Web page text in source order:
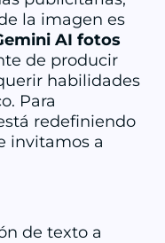
la imagen es
AI fotos
de producir
habilidades
Para
redefiniendo
invitamos a